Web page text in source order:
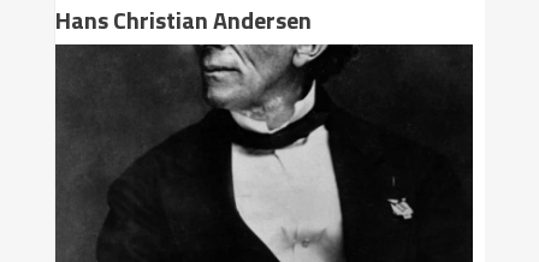
Hans Christian Andersen